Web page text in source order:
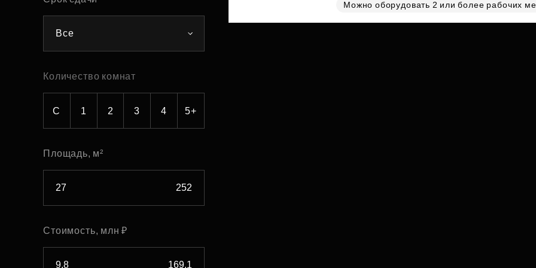
Рефинансирование
Субсидии
Все
Количество комнат
С 1 2 3 4 5+
Площадь, м²
Стоимость, млн ₽
Можно оборудовать 2 или более рабочих